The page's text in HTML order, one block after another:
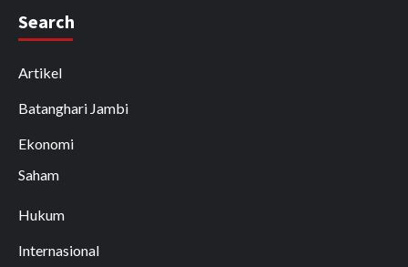
Search
Artikel
Batanghari Jambi
Ekonomi
Saham
Hukum
Internasional